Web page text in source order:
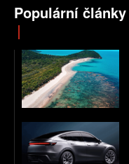
Populární články